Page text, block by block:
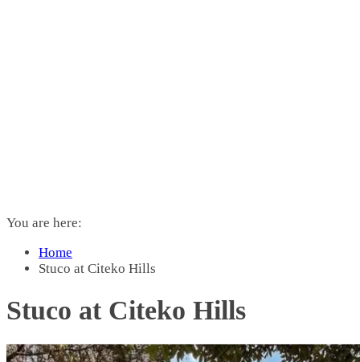
You are here:
Home
Stuco at Citeko Hills
Stuco at Citeko Hills